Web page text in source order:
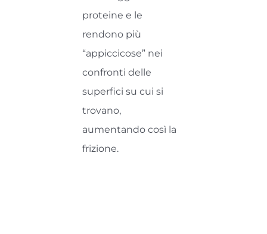
proteine e le
rendono più
“appiccicose” nei
confronti delle
superfici su cui si
trovano,
aumentando così la
frizione.